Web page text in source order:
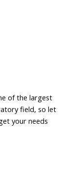
of the largest
field, so let
your needs